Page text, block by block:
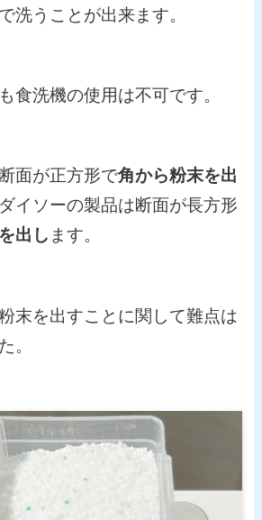
洗うことが出来ます。
食洗機の使用は不可です。
面が正方形で角から粉末を出
イソーの製品は断面が長方形
出し ます。
末を出すことに関して難点は
。